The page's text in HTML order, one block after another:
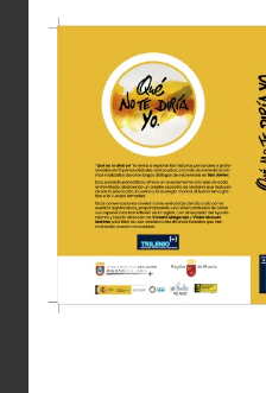
Qué no
Diseño Gráfico